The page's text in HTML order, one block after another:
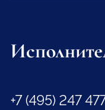
+7 (495) 247